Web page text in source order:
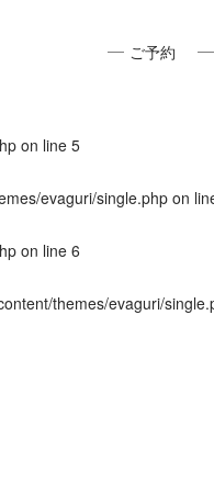
ご予約
on line 5
evaguri/single.phpon
on line 6
themes/evaguri/